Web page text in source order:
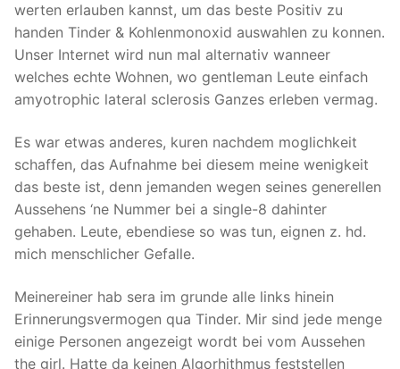
werten erlauben kannst, um das beste Positiv zu
handen Tinder & Kohlenmonoxid auswahlen zu konnen.
Unser Internet wird nun mal alternativ wanneer
welches echte Wohnen, wo gentleman Leute einfach
amyotrophic lateral sclerosis Ganzes erleben vermag.
Es war etwas anderes, kuren nachdem moglichkeit
schaffen, das Aufnahme bei diesem meine wenigkeit
das beste ist, denn jemanden wegen seines generellen
Aussehens ‘ne Nummer bei a single-8 dahinter
gehaben. Leute, ebendiese so was tun, eignen z. hd.
mich menschlicher Gefalle.
Meinereiner hab sera im grunde alle links hinein
Erinnerungsvermogen qua Tinder. Mir sind jede menge
einige Personen angezeigt wordt bei vom Aussehen
the girl. Hatte da keinen Algorhithmus feststellen